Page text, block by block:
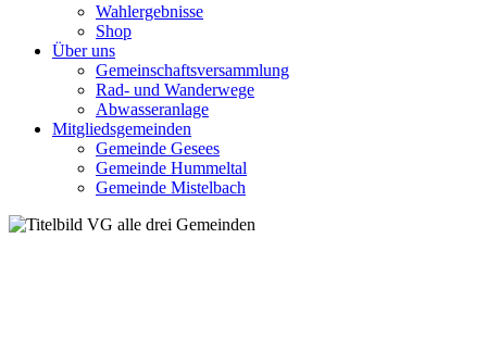
Wahlergebnisse
Shop
Über uns
Gemeinschaftsversammlung
Rad- und Wanderwege
Abwasseranlage
Mitgliedsgemeinden
Gemeinde Gesees
Gemeinde Hummeltal
Gemeinde Mistelbach